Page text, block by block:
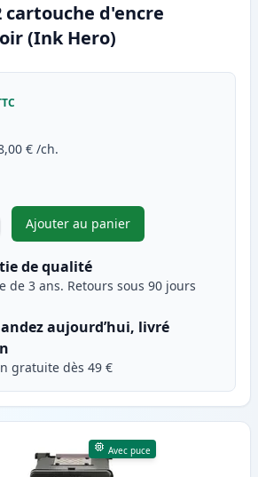
cartouche d'encre
(Ink Hero)
€ /ch.
pour ajuster
Ajouter au panier
,Canon PG-512 cartouche
de qualité
de 3 ans. Retours sous 90 jours
aujourd’hui, livré
gratuite dès 49 €
Avec puce